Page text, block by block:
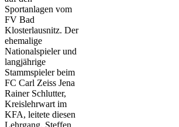
Sportanlagen vom
FV Bad
Klosterlausnitz. Der
ehemalige
Nationalspieler und
langjährige
Stammspieler beim
FC Carl Zeiss Jena
Rainer Schlutter,
Kreislehrwart im
KFA, leitete diesen
Lehrgang. Steffen